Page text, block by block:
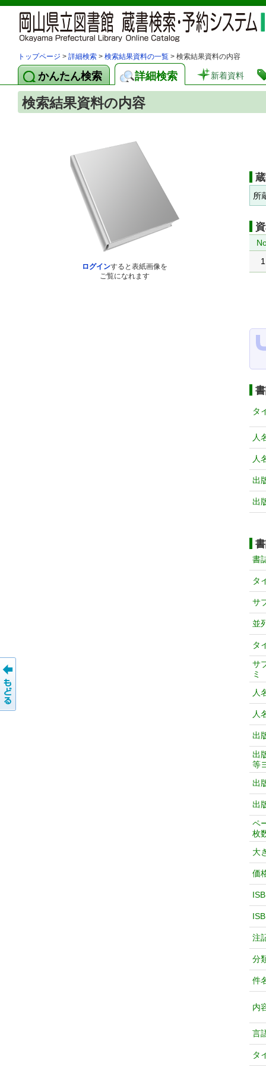
トップページ > 詳細検索 > 検索結果資料の一覧 > 検索結果資料の内容
かんたん検索 詳細検索 新着資料
検索結果資料の内容
ログインすると表紙画像を
ご覧になれます
所
1
タ
人
人
出
出
書
タ
サ
並
タ
サ
ミ
人
人
出
出
等
出
出
ペ
枚
大
価
注
分
件
内
言
タ